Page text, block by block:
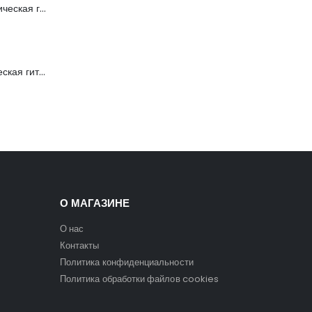
FFG-1040SB Акустическая гитара, санберст, с вырезом, Foix
C901T-BS Акустическая гитара, с вырезом, санберст, Caraya
О МАГАЗИНЕ
О нас
Контакты
Политика конфиденциальности
Политика обработки файлов cookies